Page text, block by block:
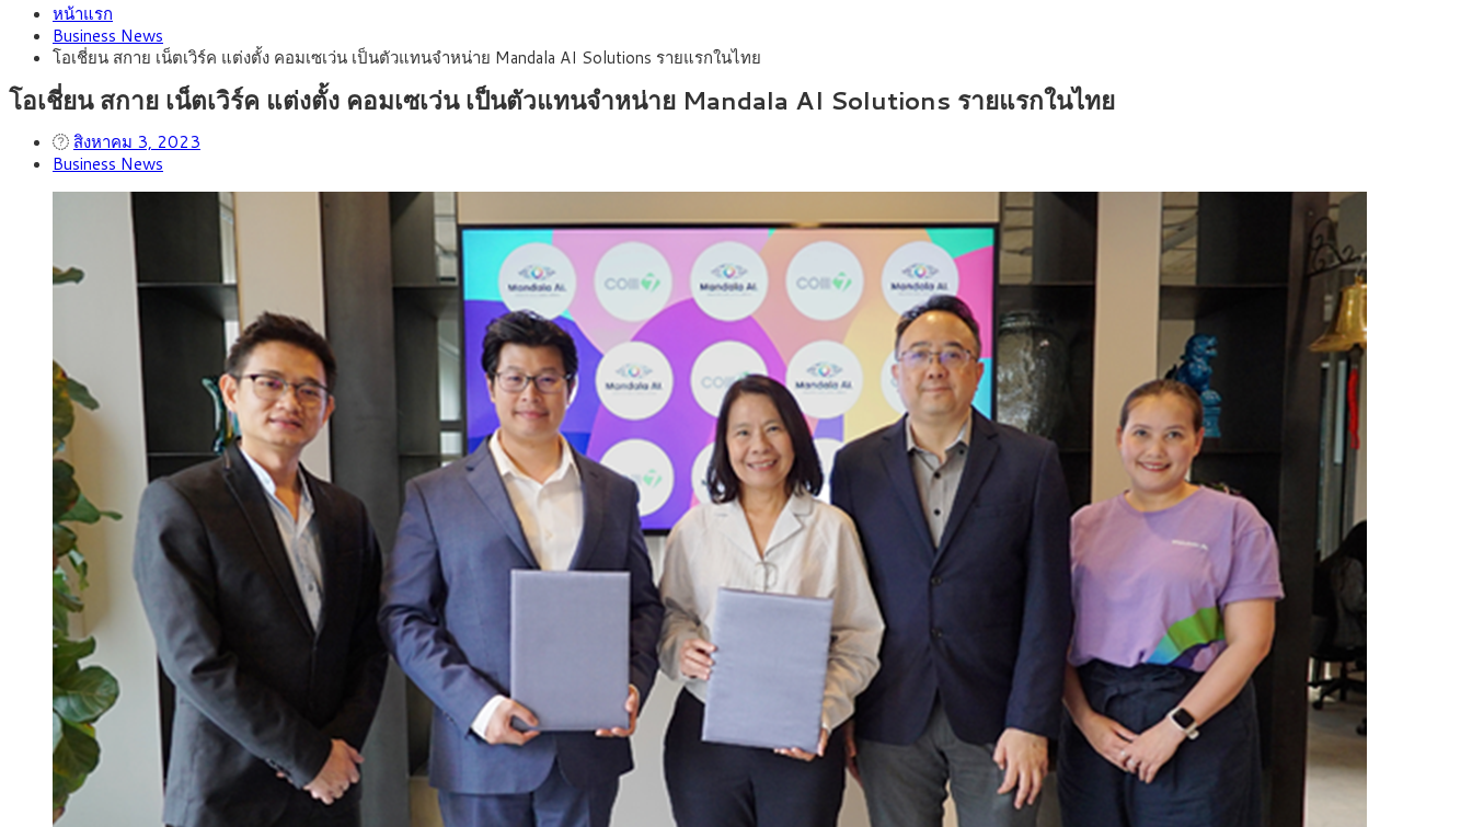
สิงหาคม 4, 2026
สิงหาคม 3, 2026 กรุงศรี คาดเงินบาทสัปดาห์นี้ซื้อขายในกรอบ 33.00-33.60 ติดตามข้อมูลจ้างงานสหรัฐฯ
สิงหาคม 1, 2026 “เอกนิติ” เปิดเครื่องยนต์เศรษฐกิจใหม่ของไทย เดินหน้า 5 ยุทธศาสตร์ รื้อโครงสร้างเศรษฐกิจ ดันไทยโตเต็มศักยภาพ
กรกฎาคม 27, 2026 ภัยเงียบใกล้ตัวเด็ก LSD “แสตมป์เมา” ยาเสพติดลายการ์ตูน กรมศุลกากร เตือนผู้ปกครองเฝ้าระวัง หลังยึดล็อตใหญ่จากเยอรมนี
หน้าแรก
Business News
โอเชี่ยน สกาย เน็ตเวิร์ค แต่งตั้ง คอมเซเว่น เป็นตัวแทนจำหน่าย Mandala AI Solutions รายแรกในไทย
โอเชี่ยน สกาย เน็ตเวิร์ค แต่งตั้ง คอมเซเว่น เป็นตัวแทนจำหน่าย Mandala AI Solutions รายแรกในไทย
สิงหาคม 3, 2023
Business News